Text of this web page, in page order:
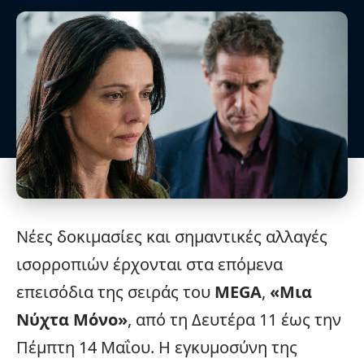
Νέες δοκιμασίες και σημαντικές αλλαγές
ισορροπιών έρχονται στα επόμενα
επεισόδια της σειράς του MEGA, «Μια
Νύχτα Μόνο», από τη Δευτέρα 11 έως την
Πέμπτη 14 Μαΐου. Η εγκυμοσύνη της